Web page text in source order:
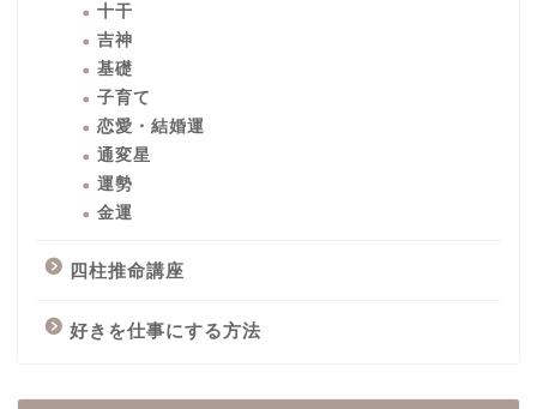
十干
吉神
基礎
子育て
恋愛・結婚運
通変星
運勢
金運
四柱推命講座
好きを仕事にする方法